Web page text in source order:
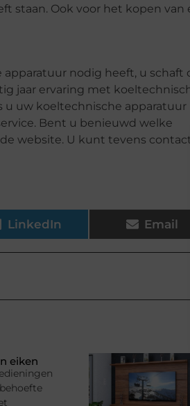
staan. Ook voor het kopen van
nodig heeft, u schaft
jaar ervaring met
u uw koeltechnische apparatuur
Bent u benieuwd welke
website. U kunt tevens
LinkedIn Email
eiken